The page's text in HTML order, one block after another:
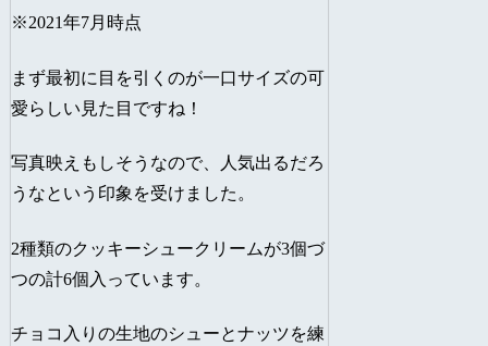
※2021年7月時点
まず最初に目を引くのが一口サイズの可
愛らしい見た目ですね！
写真映えもしそうなので、人気出るだろ
うなという印象を受けました。
2種類のクッキーシュークリームが3個づ
つの計6個入っています。
チョコ入りの生地のシューとナッツを練